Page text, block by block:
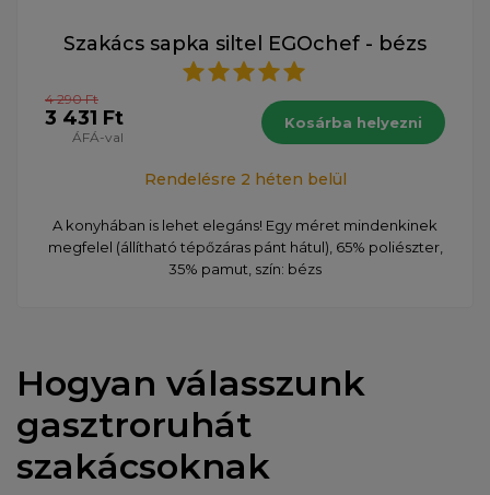
Szakács sapka siltel EGOchef - bézs
4 290 Ft
3 431 Ft
ÁFÁ-val
Kosárba helyezni
Rendelésre 2 héten belül
A konyhában is lehet elegáns! Egy méret mindenkinek
megfelel (állítható tépőzáras pánt hátul), 65% poliészter,
35% pamut, szín: bézs
Hogyan válasszunk
gasztroruhát
szakácsoknak